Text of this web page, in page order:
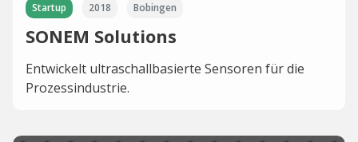
Startup 2018 Bobingen
SONEM Solutions
Entwickelt ultraschallbasierte Sensoren für die
Prozessindustrie.